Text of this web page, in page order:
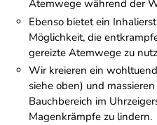
Atemwege während der
Ebenso bietet ein
Möglichkeit, die
gereizte Atemwege zu
Wir kreieren ein
siehe oben) und
Bauchbereich im
Magenkrämpfe zu lindern.